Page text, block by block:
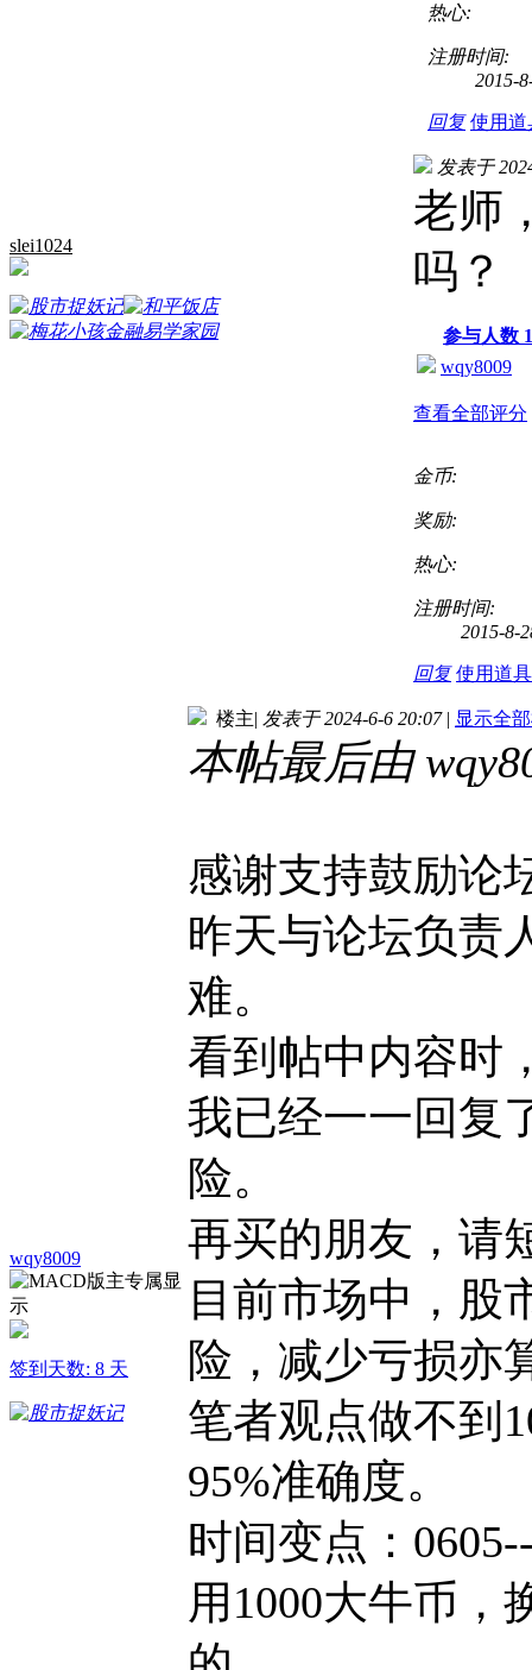
热心:
注册时间:
2015-
回复 使用道
slei1024
发表于
老师
吗？
参与人数 1
wqy8009
查看全部评分
金币:
奖励:
热心:
注册时间:
2015-8-
回复 使用道具
wqy8009
签到天数: 8 天
楼主| 发表于 2024-6-6 20:07 | 显示全
本帖最后由
感谢支持鼓励论
昨天与论坛负责
难。
看到帖中内容时
我已经一一回复
险。
再买的朋友，请
目前市场中，股
险，减少亏损亦
笔者观点做不到
95%准确度。
时间变点：
用1000大牛币，